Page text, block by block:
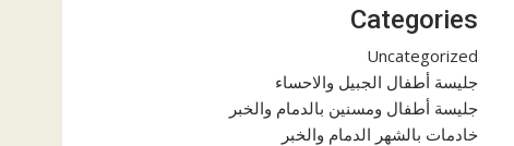
Categories
Uncategorized
جليسة أطفال الجبيل والاحساء
جليسة أطفال ومسنين بالدمام والخبر
خادمات بالشهر الدمام والخبر